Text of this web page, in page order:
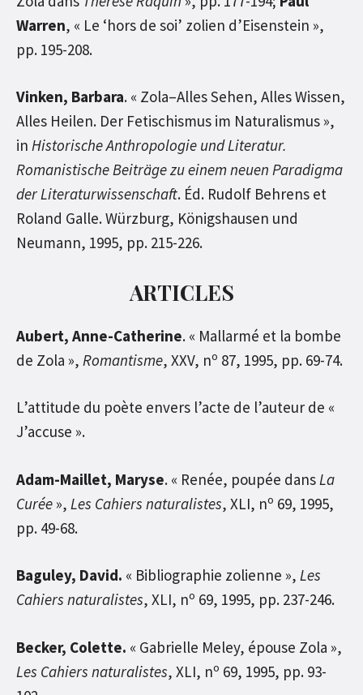
Warren, « Le ‘hors de soi’ zolien d’Eisenstein »,
pp. 195-208.
Vinken, Barbara. « Zola–Alles Sehen, Alles Wissen,
Alles Heilen. Der Fetischismus im Naturalismus »,
in Historische Anthropologie und Literatur.
Romanistische Beiträge zu einem neuen Paradigma
der Literaturwissenschaft. Éd. Rudolf Behrens et
Roland Galle. Würzburg, Königshausen und
Neumann, 1995, pp. 215-226.
ARTICLES
Aubert, Anne-Catherine. « Mallarmé et la bombe
de Zola », Romantisme, XXV, no 87, 1995, pp. 69-74.
L’attitude du poète envers l’acte de l’auteur de «
J’accuse ».
Adam-Maillet, Maryse. « Renée, poupée dans La
Curée », Les Cahiers naturalistes, XLI, no 69, 1995,
pp. 49-68.
Baguley, David. « Bibliographie zolienne », Les
Cahiers naturalistes, XLI, no 69, 1995, pp. 237-246.
Becker, Colette. « Gabrielle Meley, épouse Zola »,
Les Cahiers naturalistes, XLI, no 69, 1995, pp. 93-